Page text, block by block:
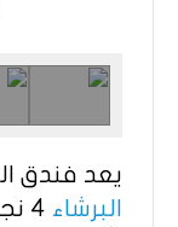
يعد فندق
البرشاء
4